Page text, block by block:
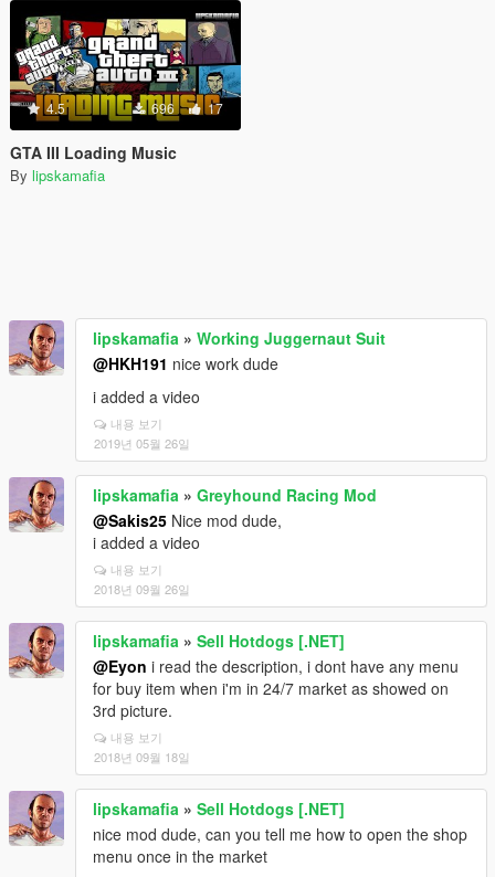
4.5 696 17
GTA III Loading Music
By lipskamafia
lipskamafia » Working Juggernaut Suit
@HKH191 nice work dude
i added a video
내용 보기
2019년 05월 26일
lipskamafia » Greyhound Racing Mod
@Sakis25 Nice mod dude,
i added a video
내용 보기
2018년 09월 26일
lipskamafia » Sell Hotdogs [.NET]
@Eyon i read the description, i dont have any menu
for buy item when i'm in 24/7 market as showed on
3rd picture.
내용 보기
2018년 09월 18일
lipskamafia » Sell Hotdogs [.NET]
nice mod dude, can you tell me how to open the shop
menu once in the market